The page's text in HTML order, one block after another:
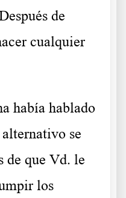
de
cualquier
había hablado
se
de que Vd. le
los